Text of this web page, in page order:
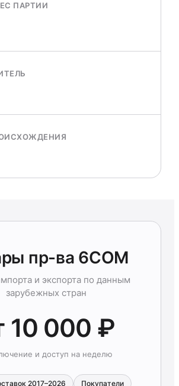
ПАРТИИ
пр-ва 6COM
и экспорта по данным
зарубежных стран
10 000 ₽
и доступ на неделю
2017–2026 Покупатели